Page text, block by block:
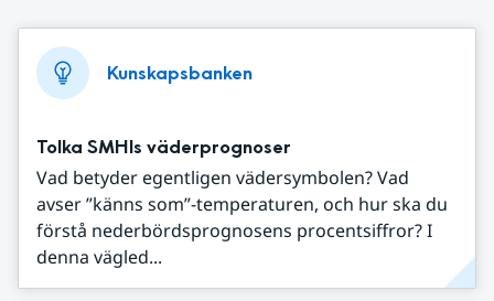
Kunskapsbanken
Tolka SMHIs väderprognoser
Vad betyder egentligen vädersymbolen? Vad
avser ”känns som”-temperaturen, och hur ska du
förstå nederbördsprognosens procentsiffror? I
denna vägled...